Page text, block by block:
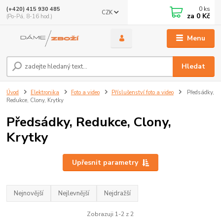
Menu
CZK
Hledat
(+420) 415 930 485
(Po-Pá, 8-16 hod.)
0 ks
za 0 Kč
Úvod Elektronika Foto a video Příslušenství foto a video
Předsádky,
Redukce, Clony, Krytky
Předsádky, Redukce, Clony,
Krytky
Upřesnit parametry
Nejnovější Nejlevnější Nejdražší
Zobrazuji 1-2 z 2